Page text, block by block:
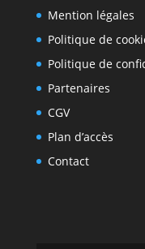
Mention légales
Politique de
Politique de
Partenaires
CGV
Plan d’accès
Contact